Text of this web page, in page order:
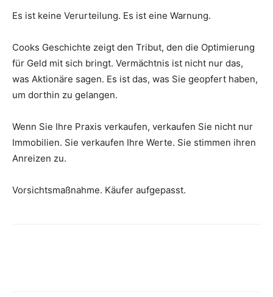
Es ist keine Verurteilung. Es ist eine Warnung.
Cooks Geschichte zeigt den Tribut, den die Optimierung
für Geld mit sich bringt. Vermächtnis ist nicht nur das,
was Aktionäre sagen. Es ist das, was Sie geopfert haben,
um dorthin zu gelangen.
Wenn Sie Ihre Praxis verkaufen, verkaufen Sie nicht nur
Immobilien. Sie verkaufen Ihre Werte. Sie stimmen ihren
Anreizen zu.
Vorsichtsmaßnahme. Käufer aufgepasst.